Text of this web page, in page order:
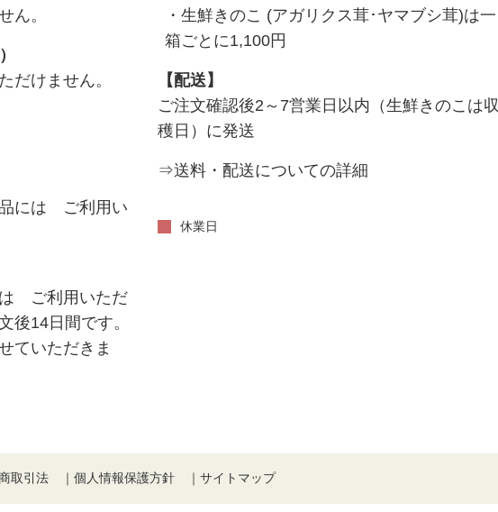
ん。
だけません。
には ご利用い
ご利用いただ
後14日間です。
ていただきま
・生鮮きのこ (アガリクス茸･ヤマブシ茸)は一
箱ごとに1,100円
【配送】
ご注文確認後2～7営業日以内（生鮮きのこは収
穫日）に発送
⇒送料・配送についての詳細
休業日
取引法｜ 個人情報保護方針｜ サイトマップ